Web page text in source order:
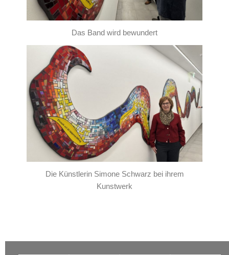
Das Band wird bewundert
Die Künstlerin Simone Schwarz bei ihrem
Kunstwerk